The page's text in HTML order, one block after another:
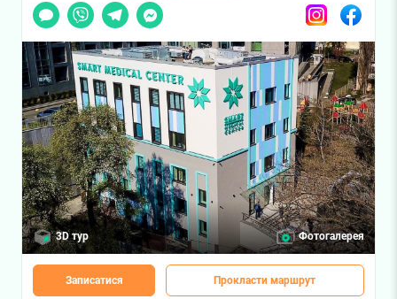
Чат
Viber TelegramMessenger InstagramFacebook
3D тур Фотогалерея
Записатися Прокласти маршрут